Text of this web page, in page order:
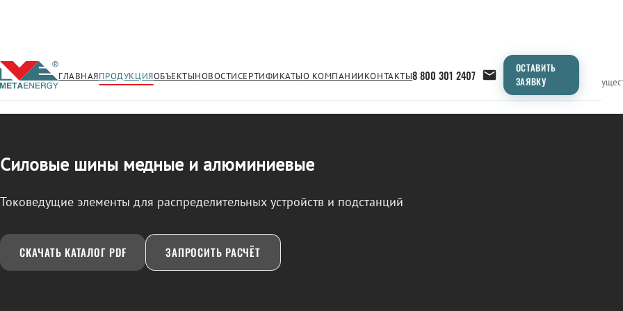
ГЛАВНАЯПРОДУКЦИЯОБЪЕКТЫНОВОСТИСЕРТИФИКАТЫО КОМПАНИИКОНТАКТЫ8 800 301 2407
ОСТАВИТЬ
ЗАЯВКУ
← Продукция/ШИНА СИЛОВАЯ Применение Продукция ТипоразмерыСравнение
Силовые шины медные и алюминиевые
Токоведущие элементы для распределительных устройств и подстанций
СКАЧАТЬ КАТАЛОГ PDF ЗАПРОСИТЬ РАСЧЁТ